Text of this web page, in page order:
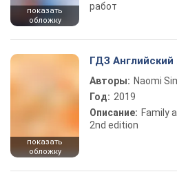
показать
обложку
работ
показать
обложку
ГДЗ Английский
Авторы: Naomi
Год: 2019
Описание: Family
2nd edition